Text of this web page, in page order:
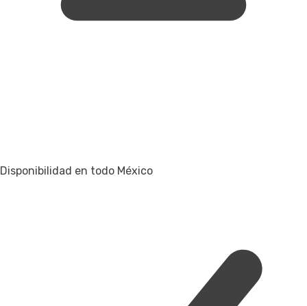
Disponibilidad en todo México